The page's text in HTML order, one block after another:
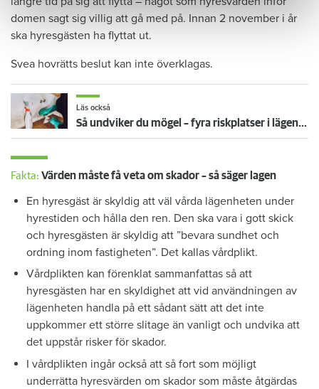
domen sagt sig villig att gå med på. Innan 2 november i år
ska hyresgästen ha flyttat ut.
Svea hovrätts beslut kan inte överklagas.
Läs också
Så undviker du mögel – fyra riskplatser i lägenheten: ”Måste städa bort”
Fakta: Värden måste få veta om skador – så säger lagen
En hyresgäst är skyldig att väl vårda lägenheten under
hyrestiden och hålla den ren. Den ska vara i gott skick
och hyresgästen är skyldig att ”bevara sundhet och
ordning inom fastigheten”. Det kallas vårdplikt.
Vårdplikten kan förenklat sammanfattas så att
hyresgästen har en skyldighet att vid användningen av
lägenheten handla på ett sådant sätt att det inte
uppkommer ett större slitage än vanligt och undvika att
det uppstår risker för skador.
I vårdplikten ingår också att så fort som möjligt
underrätta hyresvärden om skador som måste åtgärdas